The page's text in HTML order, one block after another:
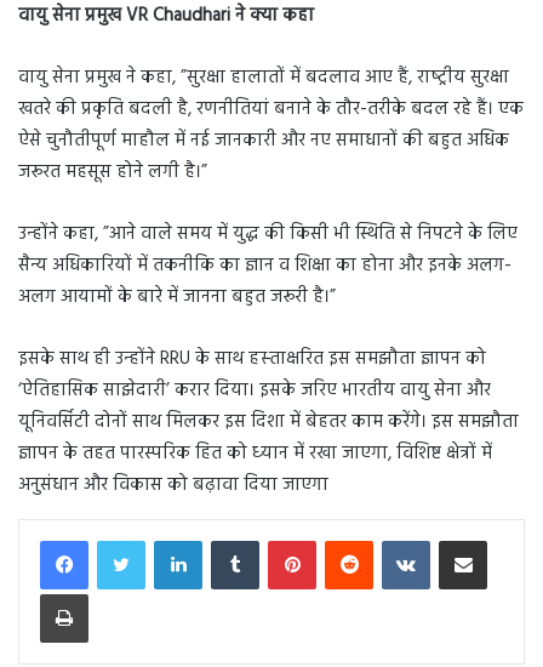
वायु सेना प्रमुख VR Chaudhari ने क्या कहा
वायु सेना प्रमुख ने कहा, ”सुरक्षा हालातों में बदलाव आए हैं, राष्‍ट्रीय सुरक्षा
खतरे की प्रकृति बदली है, रणनीतियां बनाने के तौर-तरीके बदल रहे हैं। एक
ऐसे चुनौतीपूर्ण माहौल में नई जानकारी और नए समाधानों की बहुत अधिक
जरूरत महसूस होने लगी है।”
उन्‍होंने कहा, ”आने वाले समय में युद्ध की किसी भी स्थिति से निपटने के लिए
सैन्‍य अधिकारियों में तकनीकि का ज्ञान व शिक्षा का होना और इनके अलग-
अलग आयामों के बारे में जानना बहुत जरूरी है।”
इसके साथ ही उन्‍होंने RRU के साथ हस्‍ताक्षरित इस समझौता ज्ञापन को
‘ऐतिहासिक साझेदारी’ करार दिया। इसके जरिए भारतीय वायु सेना और
यूनिवर्सिटी दोनों साथ मिलकर इस दिशा में बेहतर काम करेंगे। इस समझौता
ज्ञापन के तहत पारस्परिक हित को ध्‍यान में रखा जाएगा, विशिष्ट क्षेत्रों में
अनुसंधान और विकास को बढ़ावा दिया जाएगा
LinkedInTumblr PinterestReddit VKontakteShare via Email
Print